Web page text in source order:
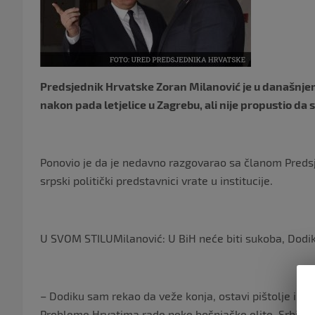
Predsjednik Hrvatske Zoran Milanović je u
nakon pada letjelice u Zagrebu, ali nije propustio da
Ponovio je da je nedavno razgovarao sa članom
srpski politički predstavnici vrate u institucije.
U SVOM STILUMilanović: U BiH neće biti sukoba,
– Dodiku sam rekao da veže konja, ostavi pištolje i